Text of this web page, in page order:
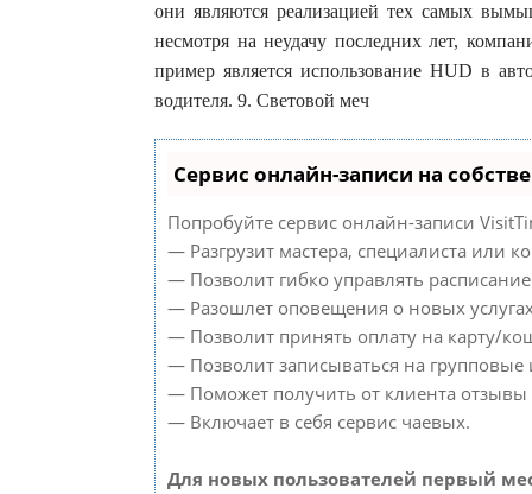
они являются реализацией тех самых
несмотря на неудачу последних лет,
пример является использование HUD в
водителя. 9. Световой меч
Сервис онлайн-записи на
Попробуйте сервис онлайн-записи
— Разгрузит мастера, специалиста или
— Позволит гибко управлять
— Разошлет оповещения о новых
— Позволит принять оплату на карту/
— Позволит записываться на
— Поможет получить от клиента отзывы
— Включает в себя сервис чаевых.
Для новых пользователей первый